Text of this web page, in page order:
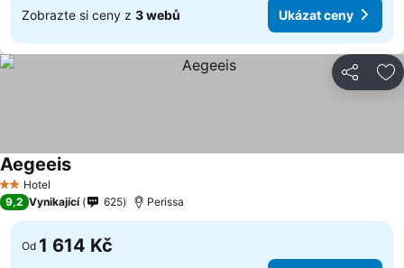
Zobrazte si ceny z 3 webů Ukázat ceny
Sdílet
2 Počet hvězdiček
Hotel
Aegeeis
9,2 Vynikající 625 Perissa
Od 1 614 Kč